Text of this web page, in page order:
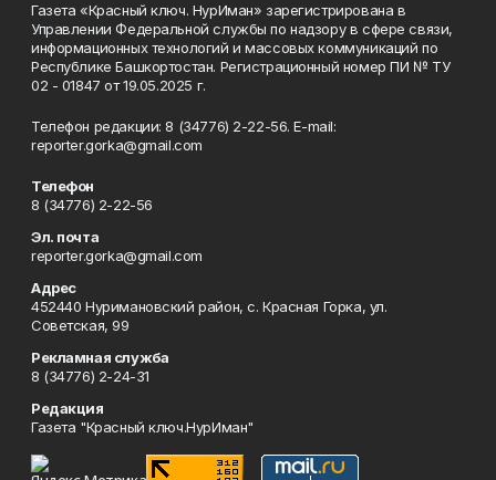
Газета «Красный ключ. НурИман» зарегистрирована в
Управлении Федеральной службы по надзору в сфере связи,
информационных технологий и массовых коммуникаций по
Республике Башкортостан. Регистрационный номер ПИ № ТУ
02 - 01847 от 19.05.2025 г.
Телефон редакции: 8 (34776) 2-22-56. E-mail:
reporter.gorka@gmail.com
Телефон
8 (34776) 2-22-56
Эл. почта
reporter.gorka@gmail.com
Адрес
452440 Нуримановский район, с. Красная Горка, ул.
Советская, 99
Рекламная служба
8 (34776) 2-24-31
Редакция
Газета "Красный ключ.НурИман"